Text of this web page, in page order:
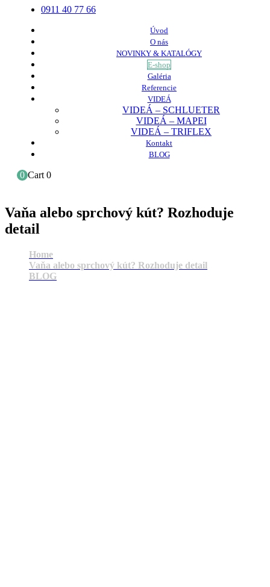
0911 40 77 66
Úvod
O nás
NOVINKY & KATALÓGY
E-shop
Galéria
Referencie
VIDEÁ
VIDEÁ – SCHLUETER
VIDEÁ – MAPEI
VIDEÁ – TRIFLEX
Kontakt
BLOG
0 Cart 0
Vaňa alebo sprchový kút? Rozhoduje
detail
Home
Vaňa alebo sprchový kút? Rozhoduje detail
BLOG